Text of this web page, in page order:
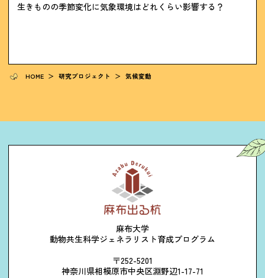
生きものの季節変化に気象環境はどれくらい影響する？
HOME ＞ 研究プロジェクト ＞ 気候変動
麻布大学
動物共生科学ジェネラリスト育成プログラム
〒252-5201
神奈川県相模原市中央区淵野辺1-17-71